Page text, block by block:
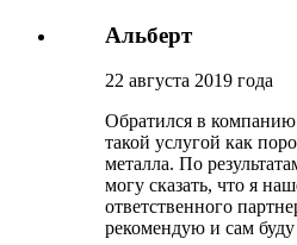
Альберт
22 августа 2019 года
Обратился в
такой услугой как
металла. По
могу сказать, что я
ответственного
рекомендую и сам